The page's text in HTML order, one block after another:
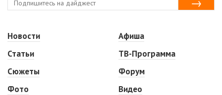
Новости
Статьи
Сюжеты
Фото
Афиша
ТВ-Программа
Форум
Видео